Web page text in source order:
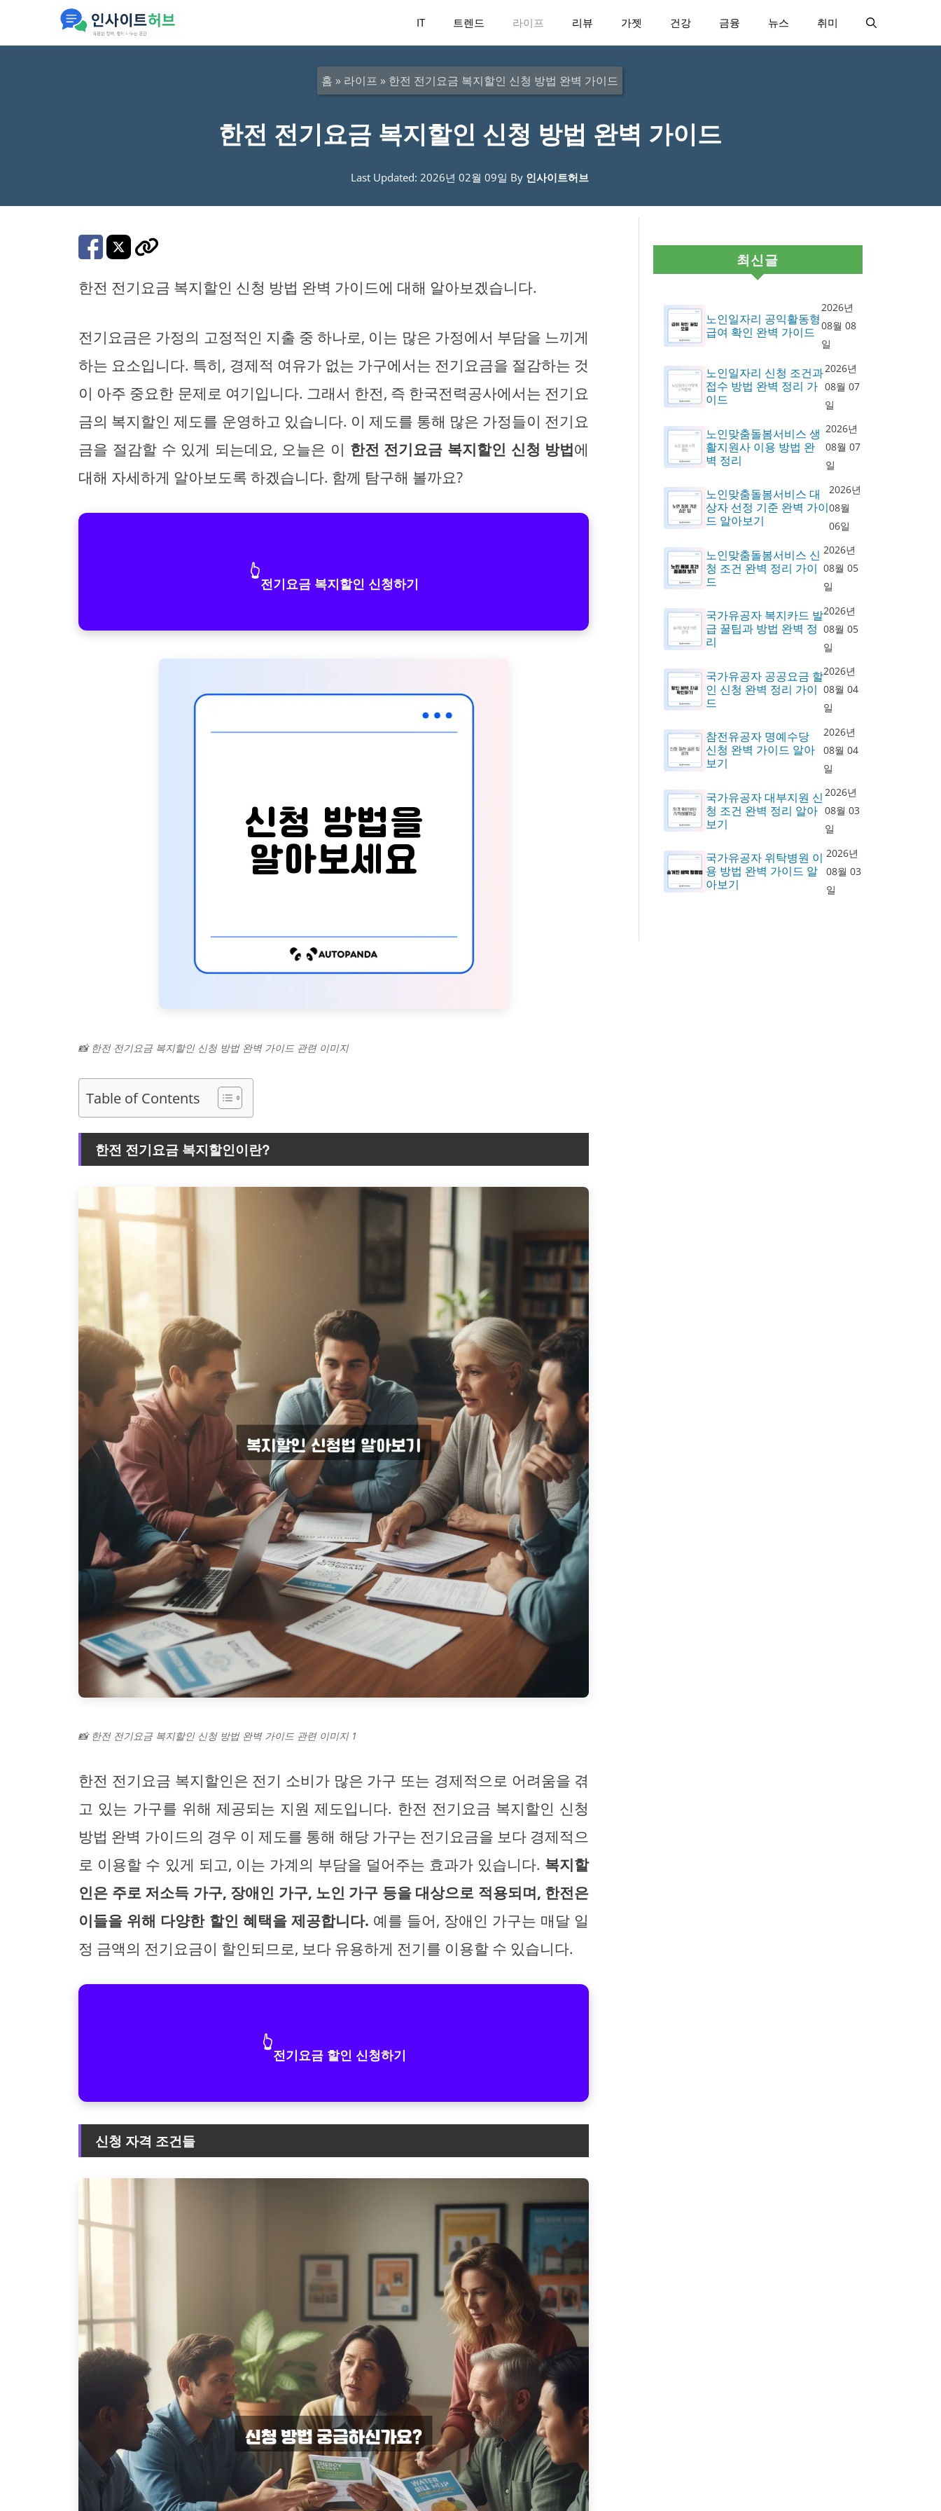
IT 트렌드 라이프 리뷰 가젯 건강 금융 뉴스 취미
홈 » 라이프 » 한전 전기요금 복지할인 신청 방법 완벽 가이드
한전 전기요금 복지할인 신청 방법 완벽 가이드
Last Updated: 2026년 02월 09일 By 인사이트허브
한전 전기요금 복지할인 신청 방법 완벽 가이드에 대해 알아보겠습니다.
전기요금은 가정의 고정적인 지출 중 하나로, 이는 많은 가정에서 부담을 느끼게
하는 요소입니다. 특히, 경제적 여유가 없는 가구에서는 전기요금을 절감하는 것
이 아주 중요한 문제로 여기입니다. 그래서 한전, 즉 한국전력공사에서는 전기요
금의 복지할인 제도를 운영하고 있습니다. 이 제도를 통해 많은 가정들이 전기요
금을 절감할 수 있게 되는데요, 오늘은 이 한전 전기요금 복지할인 신청 방법에
대해 자세하게 알아보도록 하겠습니다. 함께 탐구해 볼까요?
👆
전기요금 복지할인 신청하기
📸 한전 전기요금 복지할인 신청 방법 완벽 가이드 관련 이미지
Table of Contents
한전 전기요금 복지할인이란?
📸 한전 전기요금 복지할인 신청 방법 완벽 가이드 관련 이미지 1
한전 전기요금 복지할인은 전기 소비가 많은 가구 또는 경제적으로 어려움을 겪
고 있는 가구를 위해 제공되는 지원 제도입니다. 한전 전기요금 복지할인 신청
방법 완벽 가이드의 경우 이 제도를 통해 해당 가구는 전기요금을 보다 경제적으
로 이용할 수 있게 되고, 이는 가계의 부담을 덜어주는 효과가 있습니다. 복지할
인은 주로 저소득 가구, 장애인 가구, 노인 가구 등을 대상으로 적용되며, 한전은
이들을 위해 다양한 할인 혜택을 제공합니다. 예를 들어, 장애인 가구는 매달 일
정 금액의 전기요금이 할인되므로, 보다 유용하게 전기를 이용할 수 있습니다.
👆
전기요금 할인 신청하기
신청 자격 조건들
최신글
노인일자리 공익활동형
급여 확인 완벽 가이드
2026년
08월 08
일
노인일자리 신청 조건과
접수 방법 완벽 정리 가
이드
2026년
08월 07
일
노인맞춤돌봄서비스 생
활지원사 이용 방법 완
벽 정리
2026년
08월 07
일
노인맞춤돌봄서비스 대
상자 선정 기준 완벽 가이
드 알아보기
2026년
08월
06일
노인맞춤돌봄서비스 신
청 조건 완벽 정리 가이
드
2026년
08월 05
일
국가유공자 복지카드 발
급 꿀팁과 방법 완벽 정
리
2026년
08월 05
일
국가유공자 공공요금 할
인 신청 완벽 정리 가이
드
2026년
08월 04
일
참전유공자 명예수당
신청 완벽 가이드 알아
보기
2026년
08월 04
일
국가유공자 대부지원 신
청 조건 완벽 정리 알아
보기
2026년
08월 03
일
국가유공자 위탁병원 이
용 방법 완벽 가이드 알
아보기
2026년
08월 03
일